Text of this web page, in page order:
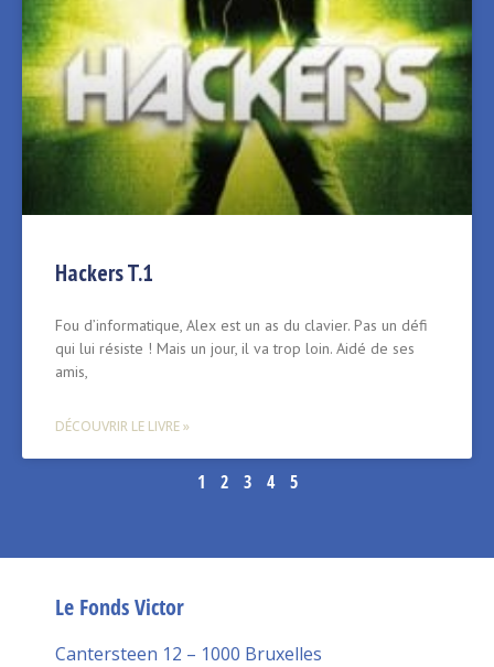
Hackers T.1
Fou d’informatique, Alex est un as du clavier. Pas un défi
qui lui résiste ! Mais un jour, il va trop loin. Aidé de ses
amis,
DÉCOUVRIR LE LIVRE »
1 2 3 4 5
Le Fonds Victor
Cantersteen 12 – 1000 Bruxelles